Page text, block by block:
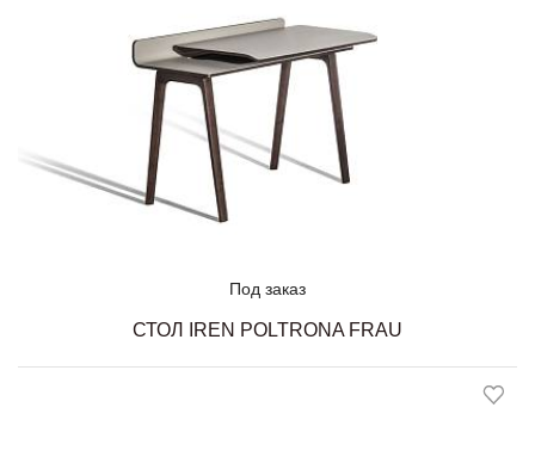
Под заказ
СТОЛ IREN POLTRONA FRAU